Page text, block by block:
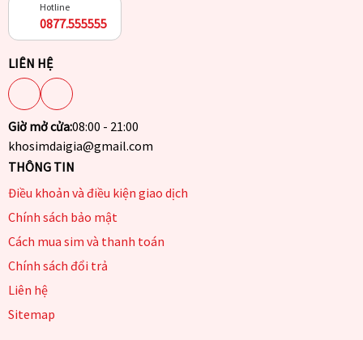
Hotline
0877.555555
LIÊN HỆ
Giờ mở cửa:08:00 - 21:00
khosimdaigia@gmail.com
THÔNG TIN
Điều khoản và điều kiện giao dịch
Chính sách bảo mật
Cách mua sim và thanh toán
Chính sách đổi trả
Liên hệ
Sitemap